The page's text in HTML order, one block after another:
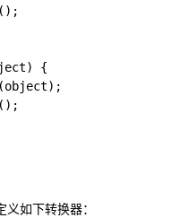
{
如下转换器：